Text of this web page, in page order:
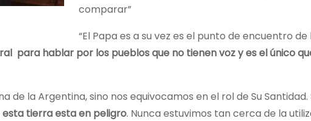
comparar”
“El Papa es a su vez es el punto de encuentro de
para hablar por los pueblos que no tienen voz y es el único
de la Argentina, sino nos equivocamos en el rol de Su Santidad.
tierra esta en peligro. Nunca estuvimos tan cerca de la